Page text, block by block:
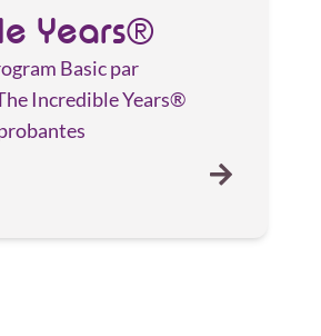
Years®
Basic par
Incredible Years®